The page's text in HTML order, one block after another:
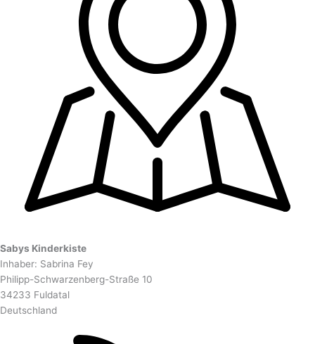
Sabys Kinderkiste
Inhaber: Sabrina Fey
Philipp-Schwarzenberg-Straße 10
34233 Fuldatal
Deutschland